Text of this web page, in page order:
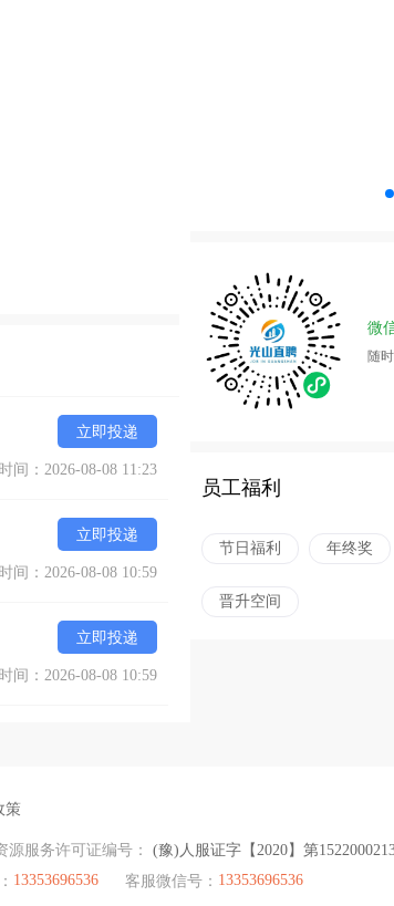
立即投递
间：2026-08-08 11:23
立即投递
间：2026-08-08 10:59
立即投递
间：2026-08-08 10:59
微
随
员工福利
节日福利 年终奖
晋升空间
策
源服务许可证编号： (豫)人服证字【2020】第
13353696536 客服微信号： 13353696536